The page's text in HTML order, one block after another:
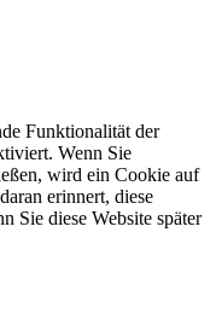
Funktionalität der
Wenn Sie
wird ein Cookie auf
erinnert, diese
Sie diese Website später